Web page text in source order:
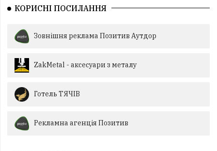
КОРИСНІ ПОСИЛАННЯ
Зовнішня реклама Позитив Аутдор
ZakMetal - аксесуари з металу
Готель ТЯЧІВ
Рекламна агенція Позитив